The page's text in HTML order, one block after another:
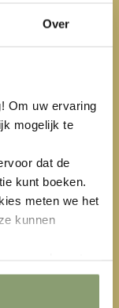
Over
Om uw ervaring
mogelijk te
dat de
kunt boeken.
meten we het
kunnen
hart ophalen
door
weer anders!
‘Fietsers
bij ons altijd
Luttenberg is
Salland en
Visit Oost